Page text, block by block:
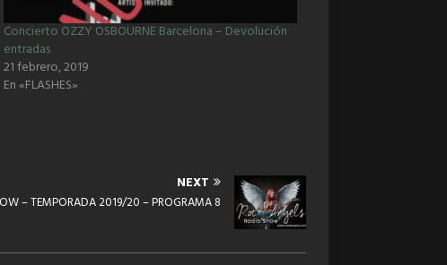
Concierto OZZY OSBOURNE Barcelona – Devolución
entradas
21 febrero, 2019
En «FLASHES»
NEXT
– TEMPORADA 2019/20 – PROGRAMA 8